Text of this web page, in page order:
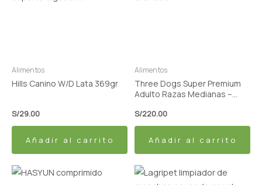
Alimentos
Hills Canino W/D Lata 369gr
S/29.00
Añadir al carrito
Alimentos
Three Dogs Super Premium
Adulto Razas Medianas –
S/220.00
Añadir al carrito
Rango
de
Este